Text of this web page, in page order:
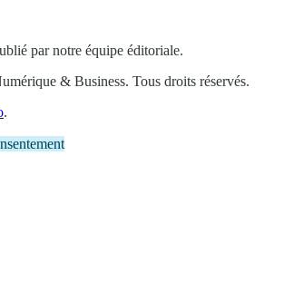
par notre équipe éditoriale.
& Business. Tous droits réservés.
.